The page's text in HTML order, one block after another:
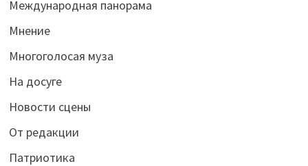
Международная панорама
Мнение
Многоголосая муза
На досуге
Новости сцены
От редакции
Патриотика